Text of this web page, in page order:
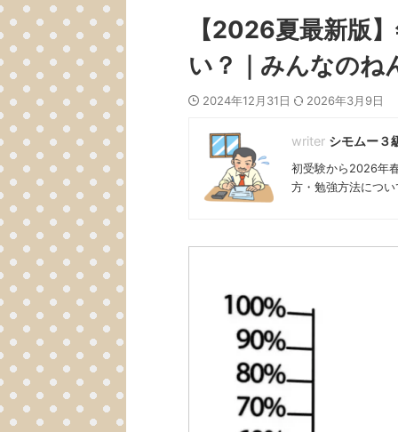
【2026夏最新版
い？｜みんなのね
2024年12月31日 2026年3月9日
シモムー３
初受験から2026年
方・勉強方法につ